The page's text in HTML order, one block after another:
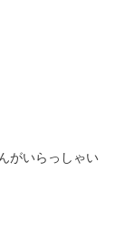
がいらっしゃい